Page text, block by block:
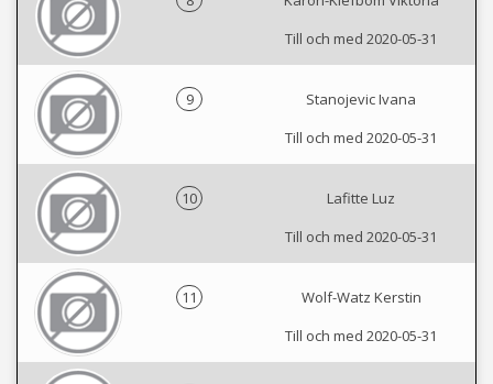
Till och med 2020-05-31
9
Stanojevic Ivana
Till och med 2020-05-31
10
Lafitte Luz
Till och med 2020-05-31
11
Wolf-Watz Kerstin
Till och med 2020-05-31